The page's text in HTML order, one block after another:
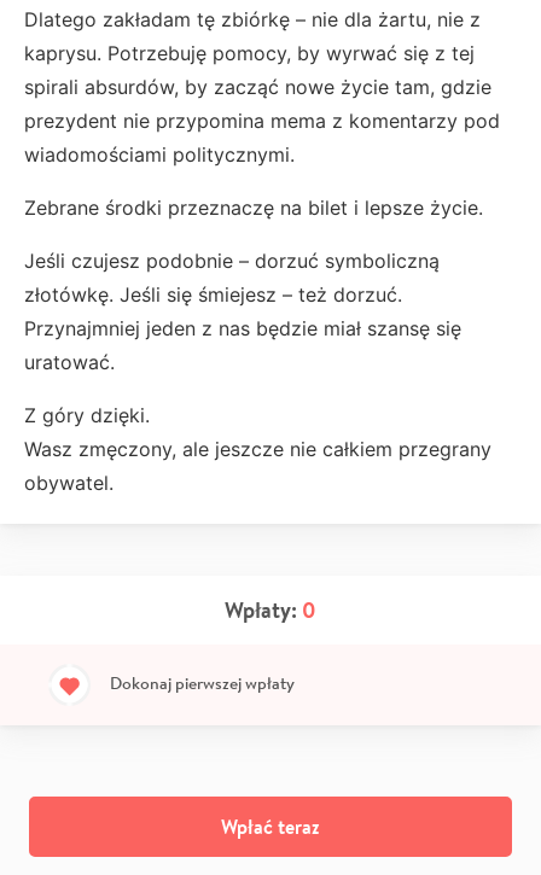
Dlatego zakładam tę zbiórkę – nie dla żartu, nie z
kaprysu. Potrzebuję pomocy, by wyrwać się z tej
spirali absurdów, by zacząć nowe życie tam, gdzie
prezydent nie przypomina mema z komentarzy pod
wiadomościami politycznymi.
Zebrane środki przeznaczę na bilet i lepsze życie.
Jeśli czujesz podobnie – dorzuć symboliczną
złotówkę. Jeśli się śmiejesz – też dorzuć.
Przynajmniej jeden z nas będzie miał szansę się
uratować.
Z góry dzięki.
Wasz zmęczony, ale jeszcze nie całkiem przegrany
obywatel.
Wpłaty: 0
Dokonaj pierwszej wpłaty
Wpłać teraz